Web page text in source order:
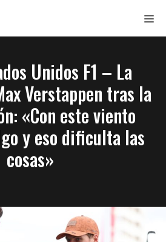
Unidos F1 – La
Verstappen tras la
«Con este viento
y eso dificulta las
cosas»